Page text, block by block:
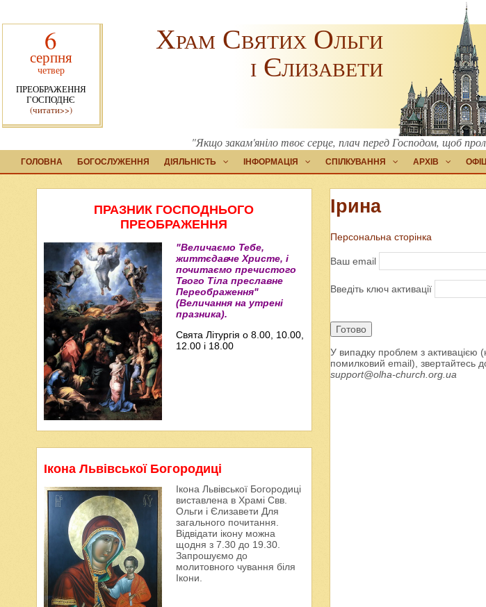
6
серпня
четвер
ПРЕОБРАЖЕННЯ
ГОСПОДНЄ
(читати>>)
Храм Святих Ольги
і Єлизавети
"Якщо закам'яніло твоє серце, плач перед Господом, щоб
ГОЛОВНА БОГОСЛУЖЕННЯ ДІЯЛЬНІСТЬ ІНФОРМАЦІЯ СПІЛКУВАННЯ АРХІВ
ПРАЗНИК ГОСПОДНЬОГО
ПРЕОБРАЖЕННЯ
"Величаємо Тебе,
життєдавче Христе, і
почитаємо пречистого
Твого Тіла преславне
Переображення"
(Величання на утрені
празника).
Свята Літургія о 8.00, 10.00,
12.00 і 18.00
Ікона Львівської Богородиці
Ікона Львівської Богородиці
виставлена в Храмі Свв.
Ольги і Єлизавети Для
загального почитання.
Відвідати ікону можна
щодня з 7.30 до 19.30.
Запрошуємо до
молитовного чування біля
Ікони.
Ірина
Персональна сторінка
Ваш email
Введіть ключ активації
Готово
У випадку проблем з активацією
помилковий email), звертайтесь
support@olha-church.org.ua